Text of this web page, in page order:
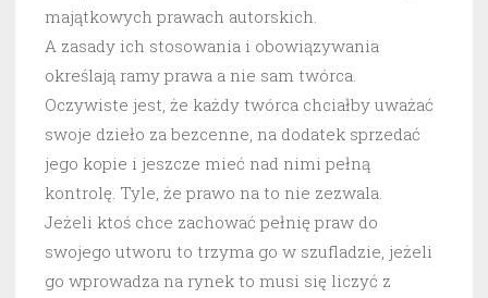
majątkowych prawach autorskich.
A zasady ich stosowania i obowiązywania
określają ramy prawa a nie sam twórca.
Oczywiste jest, że każdy twórca chciałby uważać
swoje dzieło za bezcenne, na dodatek sprzedać
jego kopie i jeszcze mieć nad nimi pełną
kontrolę. Tyle, że prawo na to nie zezwala.
Jeżeli ktoś chce zachować pełnię praw do
swojego utworu to trzyma go w szufladzie, jeżeli
go wprowadza na rynek to musi się liczyć z